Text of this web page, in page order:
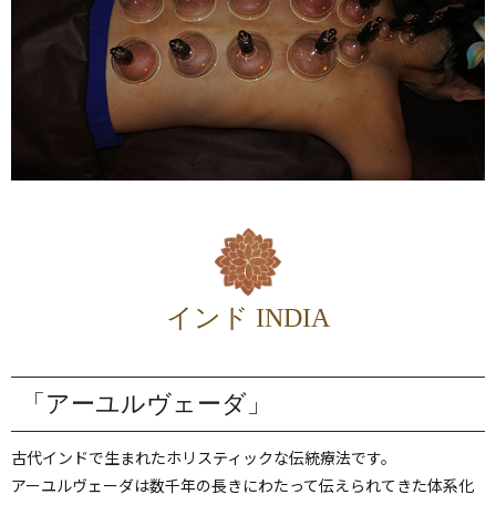
インド INDIA
「アーユルヴェーダ」
古代インドで生まれたホリスティックな伝統療法です。
アーユルヴェーダは数千年の長きにわたって伝えられてきた体系化